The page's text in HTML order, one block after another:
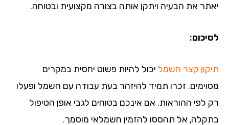
את הבעיה ויתקן אותה בצורה מקצועית ובטוחה.
קצר חשמליכול להיות פשוט יחסית במקרים
זכרו תמיד להיזהר בעת עבודה עם חשמל ופעלו
לפי ההוראות. אם אינכם בטוחים לגבי אופן הטיפול
אל תהססו להזמין חשמלאי מוסמך.